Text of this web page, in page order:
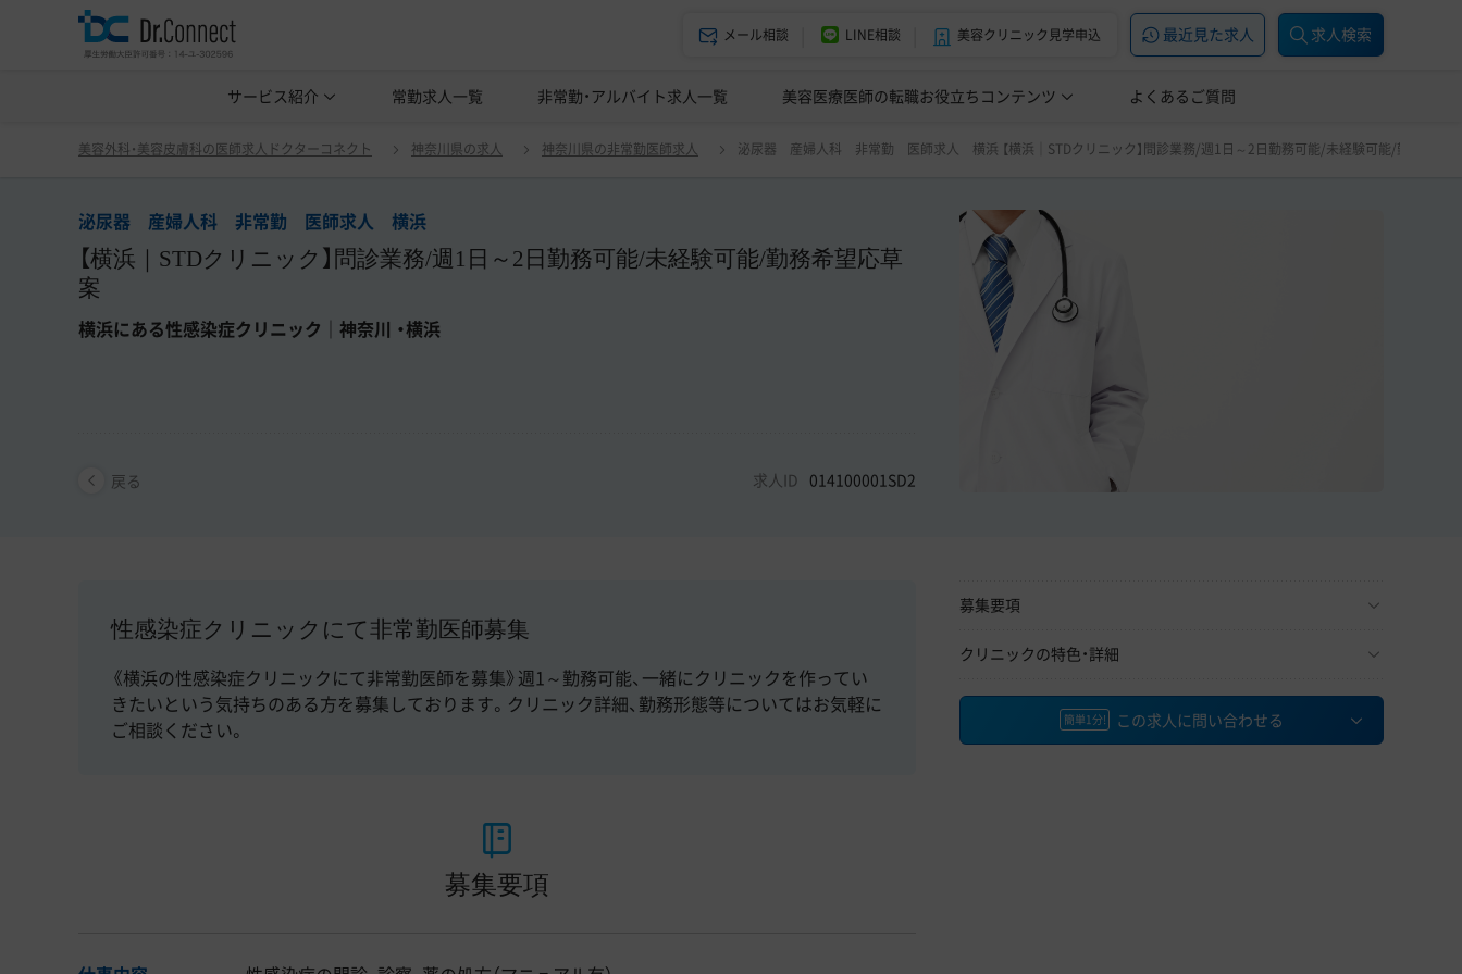
メール相談 LINE相談 美容クリニック見学申込 最近見た求人 求人検索
サービス紹介 ドクターコネクトの強み エージェント紹介
常勤求人一覧 非常勤・アルバイト求人一覧 美容医療医師の転職お役立ちコンテンツ
美容クリニック見学・研修情報 美容外科・美容皮膚科の医師転職体験談 美容クリニックインタビュー 美容医療の転職お役立ち記事 美容医療辞典
よくあるご質問
美容外科・美容皮膚科の医師求人ドクターコネクト 神奈川県の求人 神奈川県の非常勤医師求人 泌尿器 産婦人科 非常勤 医師求人 横浜 【横浜｜STDクリニック】問診業務/週1日～2日勤務可能/未経験可能/勤務希望応
泌尿器 産婦人科 非常勤 医師求人 横浜
【横浜｜STDクリニック】問診業務/週1日～2日勤務可能/未経験可能/勤務希望応草
案
横浜にある性感染症クリニック｜神奈川 ・横浜
戻る 求人ID 014100001SD2
戻る 泌尿器 産婦人科 非常勤 医師求人 横浜 【横浜｜STDクリニック】問診業務/週1日～2日勤務可能/未経験可能/勤務希望応草案 横浜にある性感染症クリニック｜神奈川 ・横浜
性感染症クリニックにて非常勤医師募集
《横浜の性感染症クリニックにて非常勤医師を募集》週1～勤務可能、一緒にクリニックを作ってい
きたいという気持ちのある方を募集しております。クリニック詳細、勤務形態等についてはお気軽に
ご相談ください。
募集要項
募集要項
クリニックの特色・詳細
簡単1分! この求人に問い合わせる